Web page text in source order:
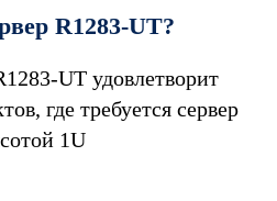
R1283-UT?
UT удовлетворит
где требуется сервер
1U